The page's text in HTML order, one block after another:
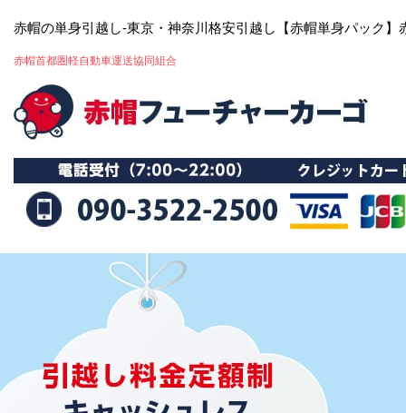
赤帽の単身引越し-東京・神奈川格安引越し【赤帽単身パック】
赤帽首都圏軽自動車運送協同組合